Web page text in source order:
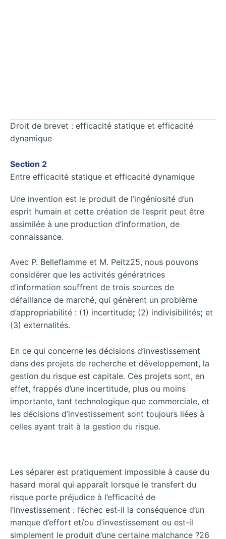
Droit de brevet : efficacité statique et efficacité
dynamique
Section 2
Entre efficacité statique et efficacité dynamique
Une invention est le produit de l’ingéniosité d’un
esprit humain et cette création de l’esprit peut être
assimilée à une production d’information, de
connaissance.
Avec P. Belleflamme et M. Peitz25, nous pouvons
considérer que les activités génératrices
d’information souffrent de trois sources de
défaillance de marché, qui génèrent un problème
d’appropriabilité : (1) incertitude; (2) indivisibilités; et
(3) externalités.
En ce qui concerne les décisions d’investissement
dans des projets de recherche et développement, la
gestion du risque est capitale. Ces projets sont, en
effet, frappés d’une incertitude, plus ou moins
importante, tant technologique que commerciale, et
les décisions d’investissement sont toujours liées à
celles ayant trait à la gestion du risque.
Les séparer est pratiquement impossible à cause du
hasard moral qui apparaît lorsque le transfert du
risque porte préjudice à l’efficacité de
l’investissement : l’échec est-il la conséquence d’un
manque d’effort et/ou d’investissement ou est-il
simplement le produit d’une certaine malchance ?26